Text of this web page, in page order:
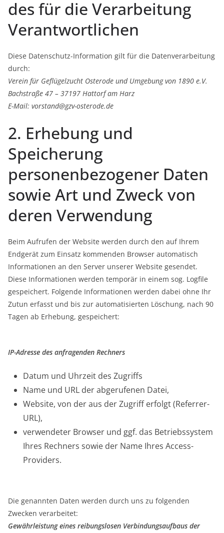
des für die Verarbeitung
Verantwortlichen
Diese Datenschutz-Information gilt für die Datenverarbeitung
durch:
Verein für Geflügelzucht Osterode und Umgebung von 1890 e.V.
Bachstraße 47 – 37197 Hattorf am Harz
E-Mail: vorstand@gzv-osterode.de
2. Erhebung und
Speicherung
personenbezogener Daten
sowie Art und Zweck von
deren Verwendung
Beim Aufrufen der Website werden durch den auf Ihrem
Endgerät zum Einsatz kommenden Browser automatisch
Informationen an den Server unserer Website gesendet.
Diese Informationen werden temporär in einem sog. Logfile
gespeichert. Folgende Informationen werden dabei ohne Ihr
Zutun erfasst und bis zur automatisierten Löschung, nach 90
Tagen ab Erhebung, gespeichert:
IP-Adresse des anfragenden Rechners
Datum und Uhrzeit des Zugriffs
Name und URL der abgerufenen Datei,
Website, von der aus der Zugriff erfolgt (Referrer-
URL),
verwendeter Browser und ggf. das Betriebssystem
Ihres Rechners sowie der Name Ihres Access-
Providers.
Die genannten Daten werden durch uns zu folgenden
Zwecken verarbeitet:
Gewährleistung eines reibungslosen Verbindungsaufbaus der